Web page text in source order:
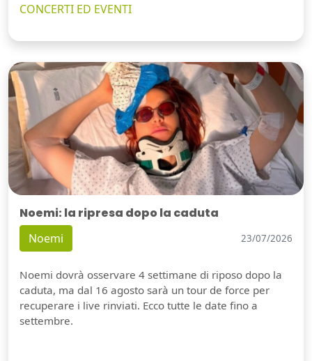
CONCERTI ED EVENTI
Noemi: la ripresa dopo la caduta
Noemi 23/07/2026
Noemi dovrà osservare 4 settimane di riposo dopo la
caduta, ma dal 16 agosto sarà un tour de force per
recuperare i live rinviati. Ecco tutte le date fino a
settembre.